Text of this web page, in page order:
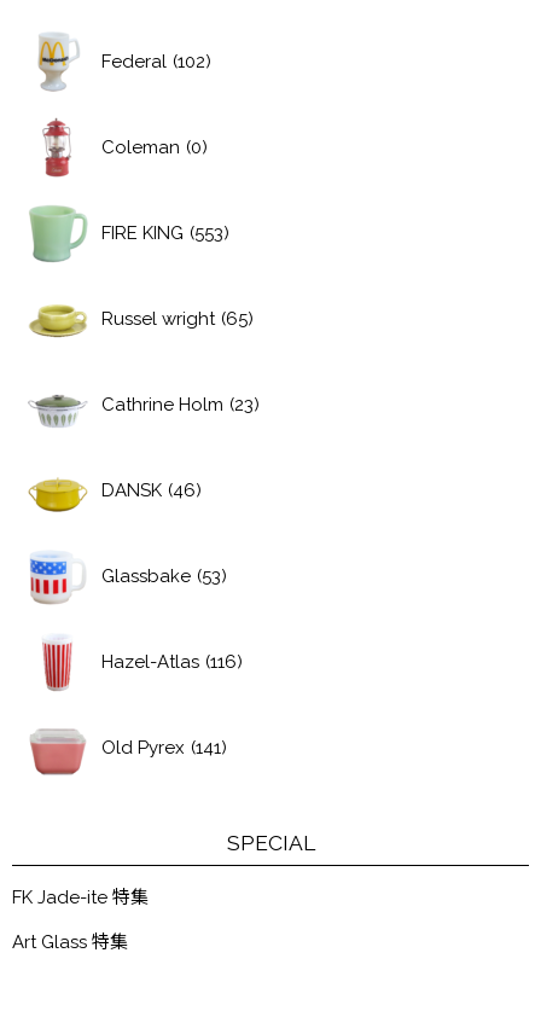
Federal (102)
Coleman (0)
FIRE KING (553)
Russel wright (65)
Cathrine Holm (23)
DANSK (46)
Glassbake (53)
Hazel-Atlas (116)
Old Pyrex (141)
SPECIAL
FK Jade-ite 特集
Art Glass 特集